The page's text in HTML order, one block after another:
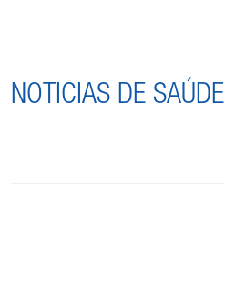
NOTICIAS DE SAÚDE